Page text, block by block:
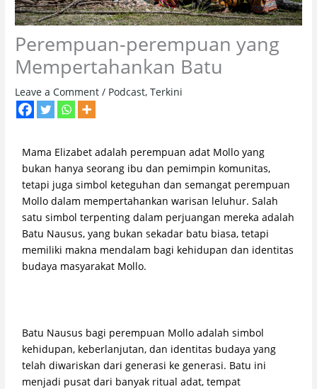
Perempuan-perempuan yang
Mempertahankan Batu
Leave a Comment / Podcast,Terkini
Mama Elizabet adalah perempuan adat Mollo yang
bukan hanya seorang ibu dan pemimpin komunitas,
tetapi juga simbol keteguhan dan semangat perempuan
Mollo dalam mempertahankan warisan leluhur. Salah
satu simbol terpenting dalam perjuangan mereka adalah
Batu Nausus, yang bukan sekadar batu biasa, tetapi
memiliki makna mendalam bagi kehidupan dan identitas
budaya masyarakat Mollo.
Batu Nausus bagi perempuan Mollo adalah simbol
kehidupan, keberlanjutan, dan identitas budaya yang
telah diwariskan dari generasi ke generasi. Batu ini
menjadi pusat dari banyak ritual adat, tempat